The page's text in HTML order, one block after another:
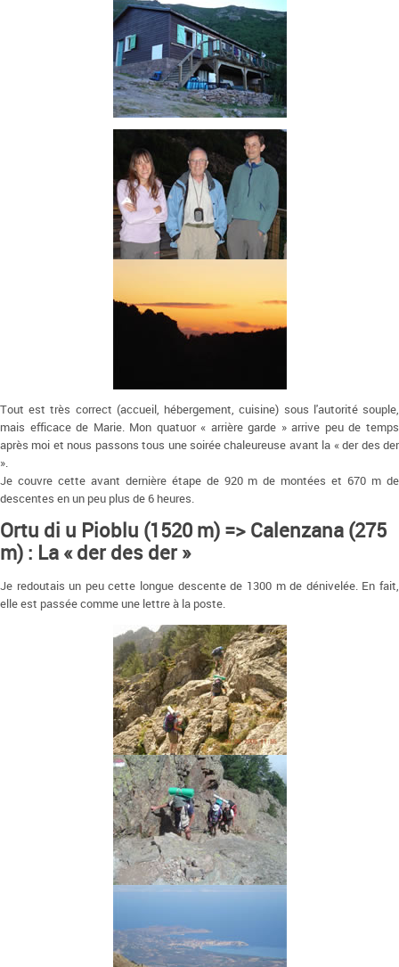
Tout est très correct (accueil, hébergement, cuisine) sous l'autorité souple,
mais efficace de Marie. Mon quatuor « arrière garde » arrive peu de temps
après moi et nous passons tous une soirée chaleureuse avant la « der des der
».
Je couvre cette avant dernière étape de 920 m de montées et 670 m de
descentes en un peu plus de 6 heures.
Ortu di u Pioblu (1520 m) => Calenzana (275
m) : La « der des der »
Je redoutais un peu cette longue descente de 1300 m de dénivelée. En fait,
elle est passée comme une lettre à la poste.